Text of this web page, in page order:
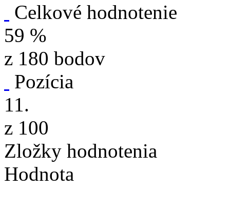
Celkové hodnotenie
59 %
z 180 bodov
Pozícia
11.
z 100
Zložky hodnotenia
Hodnota